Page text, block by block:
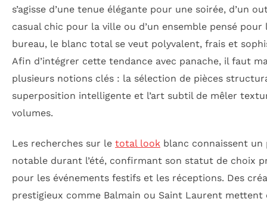
s’agisse d’une tenue élégante pour une soirée, d’un
casual chic pour la ville ou d’un ensemble pensé pour
bureau, le blanc total se veut polyvalent, frais et
Afin d’intégrer cette tendance avec panache, il faut
plusieurs notions clés : la sélection de pièces
superposition intelligente et l’art subtil de mêler
volumes.
Les recherches sur le total look blanc connaissent un
notable durant l’été, confirmant son statut de choix
pour les événements festifs et les réceptions. Des
prestigieux comme Balmain ou Saint Laurent mettent